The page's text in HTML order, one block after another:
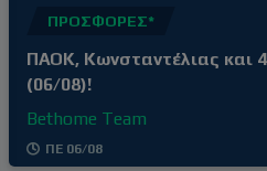
ΠΡΟΣΦΟΡΈΣ*
ΠΑΟΚ, Κωνσταντέλιας και
(06/08)!
Bethome Team
ΠΕ 06/08